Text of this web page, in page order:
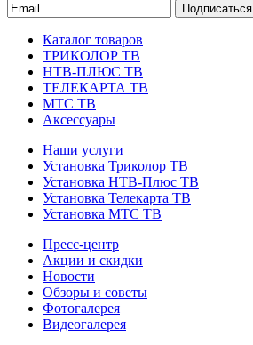
Подписаться
Каталог товаров
ТРИКОЛОР ТВ
НТВ-ПЛЮС ТВ
ТЕЛЕКАРТА ТВ
МТС ТВ
Аксессуары
Наши услуги
Установка Триколор ТВ
Установка НТВ-Плюс ТВ
Установка Телекарта ТВ
Установка МТС ТВ
Пресс-центр
Акции и скидки
Новости
Обзоры и советы
Фотогалерея
Видеогалерея